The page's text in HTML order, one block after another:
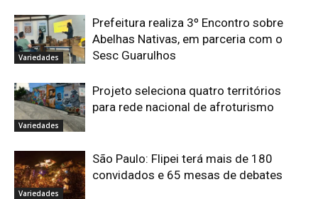
Variedades
Prefeitura realiza 3º Encontro sobre
Abelhas Nativas, em parceria com o
Sesc Guarulhos
Variedades
Projeto seleciona quatro territórios
para rede nacional de afroturismo
Variedades
São Paulo: Flipei terá mais de 180
convidados e 65 mesas de debates